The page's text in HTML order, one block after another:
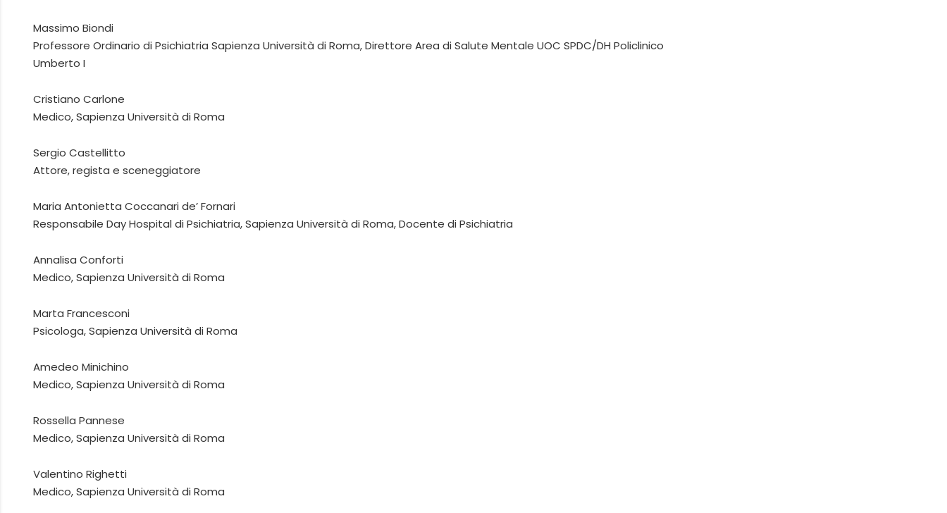
Massimo Biondi
Professore Ordinario di Psichiatria Sapienza Università di Roma, Direttore Area di Salute Mentale UOC SPDC/DH Policlinico
Umberto I
Cristiano Carlone
Medico, Sapienza Università di Roma
Sergio Castellitto
Attore, regista e sceneggiatore
Maria Antonietta Coccanari de’ Fornari
Responsabile Day Hospital di Psichiatria, Sapienza Università di Roma, Docente di Psichiatria
Annalisa Conforti
Medico, Sapienza Università di Roma
Marta Francesconi
Psicologa, Sapienza Università di Roma
Amedeo Minichino
Medico, Sapienza Università di Roma
Rossella Pannese
Medico, Sapienza Università di Roma
Valentino Righetti
Medico, Sapienza Università di Roma